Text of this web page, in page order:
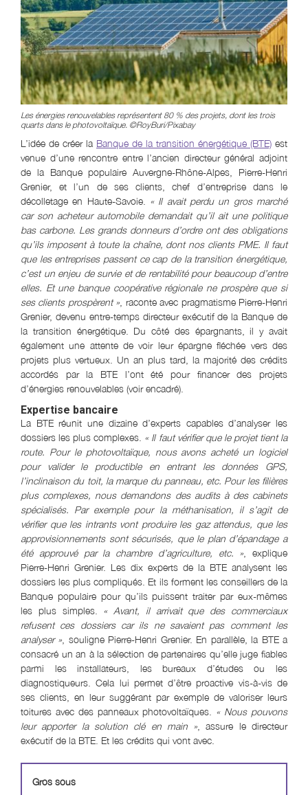
Les énergies renouvelables représentent 80 % des projets, dont les trois
quarts dans le photovoltaïque. ©RoyBuri/Pixabay
L’idée de créer la Banque de la transition énergétique (BTE) est
venue d’une rencontre entre l’ancien directeur général adjoint
de la Banque populaire Auvergne-Rhône-Alpes, Pierre-Henri
Grenier, et l’un de ses clients, chef d’entreprise dans le
décolletage en Haute-Savoie. « Il avait perdu un gros marché
car son acheteur automobile demandait qu’il ait une politique
bas carbone. Les grands donneurs d’ordre ont des obligations
qu’ils imposent à toute la chaîne, dont nos clients PME. Il faut
que les entreprises passent ce cap de la transition énergétique,
c’est un enjeu de survie et de rentabilité pour beaucoup d’entre
elles. Et une banque coopérative régionale ne prospère que si
ses clients prospèrent » , raconte avec pragmatisme Pierre-Henri
Grenier, devenu entre-temps directeur exécutif de la Banque de
la transition énergétique. Du côté des épargnants, il y avait
également une attente de voir leur épargne fléchée vers des
projets plus vertueux. Un an plus tard, la majorité des crédits
accordés par la BTE l’ont été pour financer des projets
d’énergies renouvelables (voir encadré).
Expertise bancaire
La BTE réunit une dizaine d’experts capables d’analyser les
dossiers les plus complexes. « Il faut vérifier que le projet tient la
route. Pour le photovoltaïque, nous avons acheté un logiciel
pour valider le productible en entrant les données GPS,
l’inclinaison du toit, la marque du panneau, etc. Pour les filières
plus complexes, nous demandons des audits à des cabinets
spécialisés. Par exemple pour la méthanisation, il s’agit de
vérifier que les intrants vont produire les gaz attendus, que les
approvisionnements sont sécurisés, que le plan d’épandage a
été approuvé par la chambre d’agriculture, etc. » , explique
Pierre-Henri Grenier. Les dix experts de la BTE analysent les
dossiers les plus compliqués. Et ils forment les conseillers de la
Banque populaire pour qu’ils puissent traiter par eux-mêmes
les plus simples. « Avant, il arrivait que des commerciaux
refusent ces dossiers car ils ne savaient pas comment les
analyser » , souligne Pierre-Henri Grenier. En parallèle, la BTE a
consacré un an à la sélection de partenaires qu’elle juge fiables
parmi les installateurs, les bureaux d’études ou les
diagnostiqueurs. Cela lui permet d’être proactive vis-à-vis de
ses clients, en leur suggérant par exemple de valoriser leurs
toitures avec des panneaux photovoltaïques. « Nous pouvons
leur apporter la solution clé en main » , assure le directeur
exécutif de la BTE. Et les crédits qui vont avec.
Gros sous